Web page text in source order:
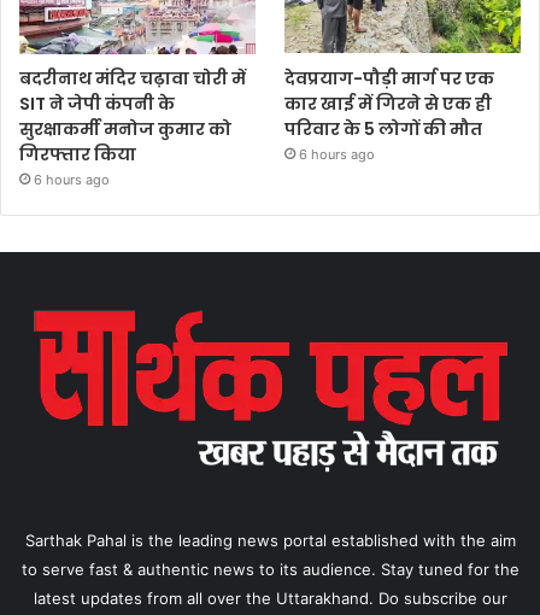
बदरीनाथ मंदिर चढ़ावा चोरी में
SIT ने जेपी कंपनी के
सुरक्षाकर्मी मनोज कुमार को
गिरफ्तार किया
6 hours ago
देवप्रयाग-पौड़ी मार्ग पर एक
कार खाई में गिरने से एक ही
परिवार के 5 लोगों की मौत
6 hours ago
Sarthak Pahal is the leading news portal established with the aim
to serve fast & authentic news to its audience. Stay tuned for the
latest updates from all over the Uttarakhand. Do subscribe our